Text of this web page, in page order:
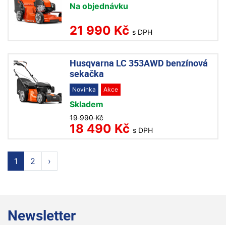
Na objednávku
21 990 Kč s DPH
Husqvarna LC 353AWD benzínová
sekačka
Novinka Akce
Skladem
19 990 Kč
18 490 Kč s DPH
1 2 ›
Newsletter